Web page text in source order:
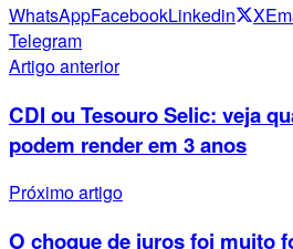
WhatsAppFacebookLinkedin X
Telegram
Artigo anterior
CDI ou Tesouro Selic: veja
podem render em 3 anos
Próximo artigo
O choque de juros foi muito